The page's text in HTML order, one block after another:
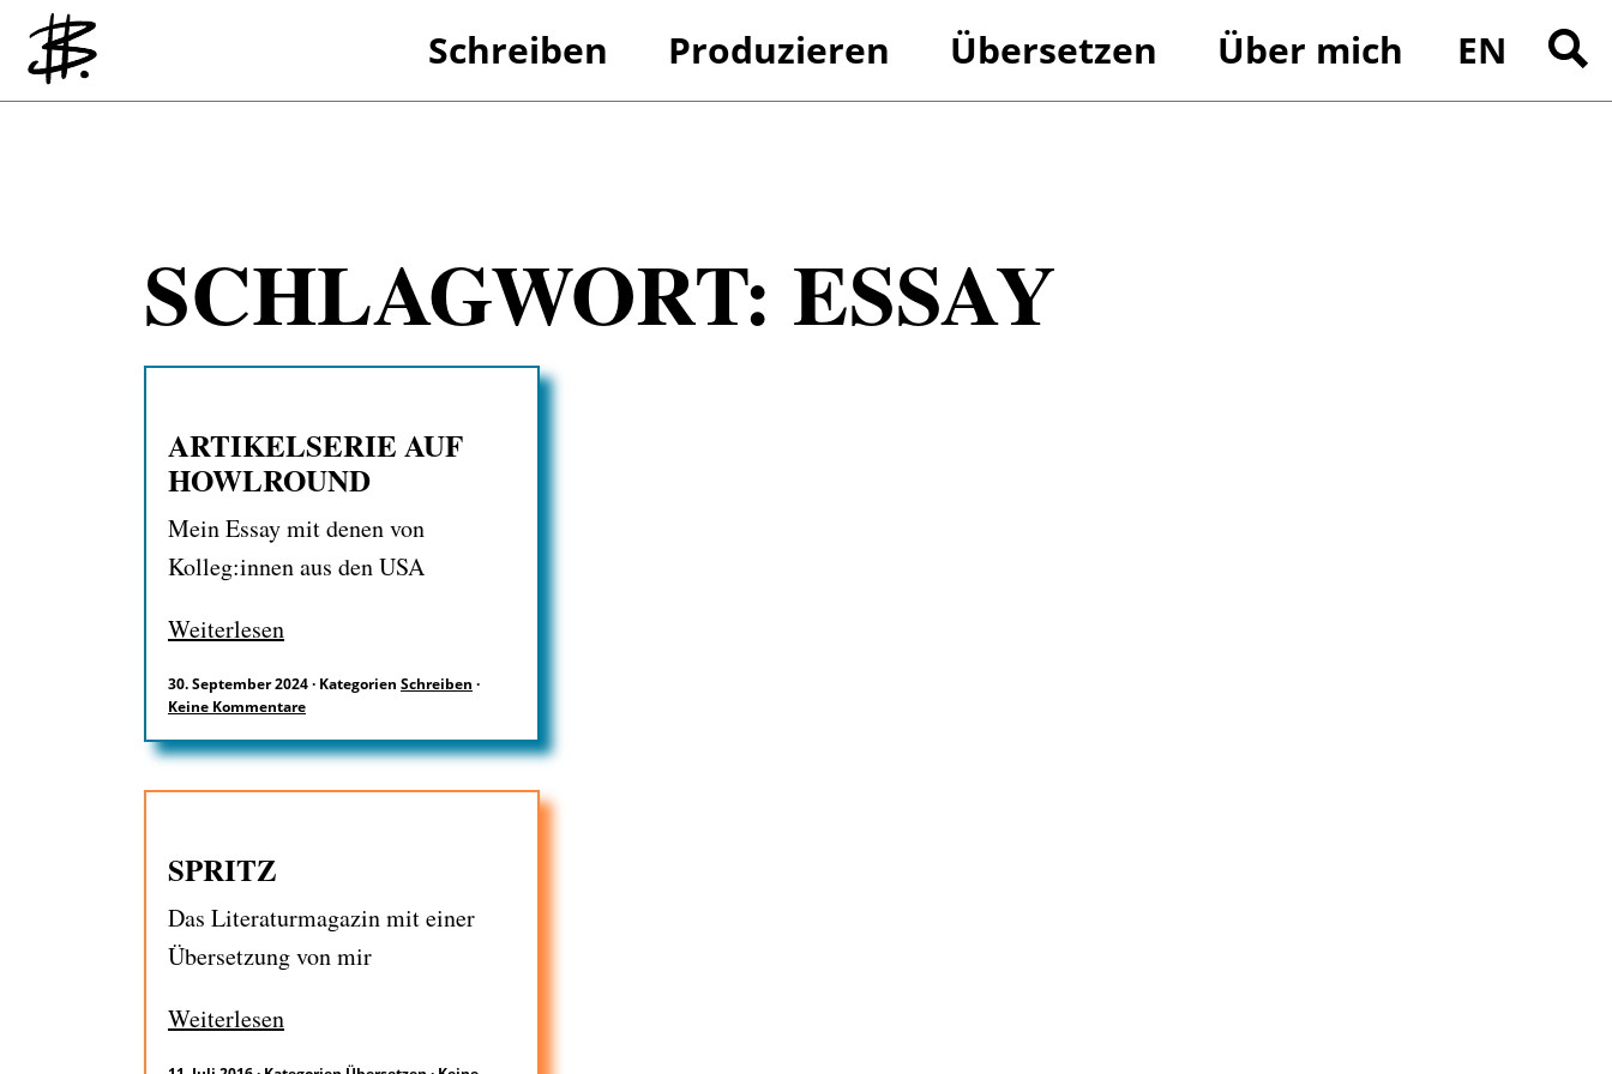
Schreiben Produzieren Übersetzen Über mich EN
SCHLAGWORT: ESSAY
ARTIKELSERIE AUF
HOWLROUND
Mein Essay mit denen von
Kolleg:innen aus den USA
Weiterlesen
30. September 2024· Kategorien Schreiben ·
Keine Kommentare
SPRITZ
Das Literaturmagazin mit einer
Übersetzung von mir
Weiterlesen